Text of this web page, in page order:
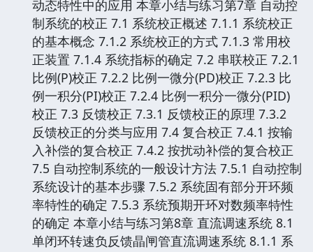
动态特性中的应用 本章小结与练习第7章 自动控
制系统的校正 7.1 系统校正概述 7.1.1 系统校正
的基本概念 7.1.2 系统校正的方式 7.1.3 常用校
正装置 7.1.4 系统指标的确定 7.2 串联校正 7.2.1
比例(P)校正 7.2.2 比例一微分(PD)校正 7.2.3 比
例一积分(PI)校正 7.2.4 比例一积分一微分(PID)
校正 7.3 反馈校正 7.3.1 反馈校正的原理 7.3.2
反馈校正的分类与应用 7.4 复合校正 7.4.1 按输
入补偿的复合校正 7.4.2 按扰动补偿的复合校正
7.5 自动控制系统的一般设计方法 7.5.1 自动控制
系统设计的基本步骤 7.5.2 系统固有部分开环频
率特性的确定 7.5.3 系统预期开环对数频率特性
的确定 本章小结与练习第8章 直流调速系统 8.1
单闭环转速负反馈晶闸管直流调速系统 8.1.1 系